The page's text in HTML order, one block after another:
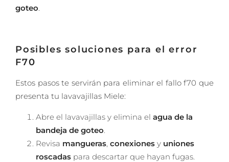
goteo.
Posibles soluciones para el error
F70
Estos pasos te servirán para eliminar el fallo f70 que
presenta tu lavavajillas Miele:
Abre el lavavajillas y elimina el agua de la
bandeja de goteo.
Revisa mangueras, conexiones y uniones
roscadas para descartar que hayan fugas.